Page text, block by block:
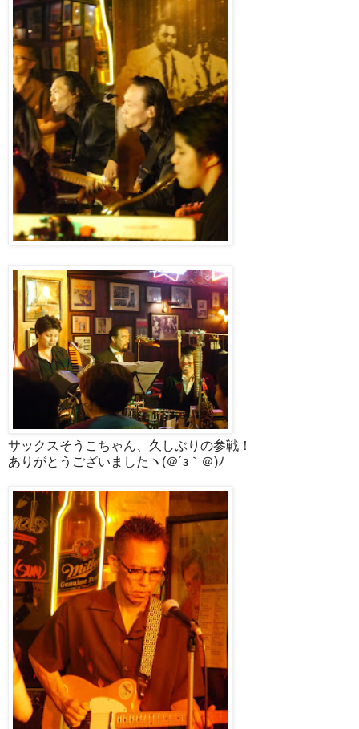
サックスそうこちゃん、久しぶりの参戦！
ありがとうございましたヽ(＠´з｀＠)ﾉ